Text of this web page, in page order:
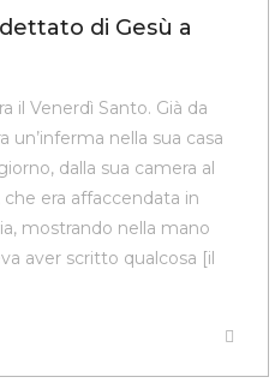
di Gesù a
il Venerdì Santo. Già da
un’inferma nella sua casa
dalla sua camera al
era affaccendata in
mostrando nella mano
aver scritto qualcosa [il